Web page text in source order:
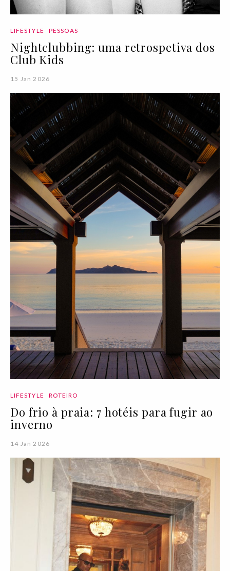
LIFESTYLE PESSOAS
Nightclubbing: uma retrospetiva dos
Club Kids
15 Jan 2026
LIFESTYLE ROTEIRO
Do frio à praia: 7 hotéis para fugir ao
inverno
14 Jan 2026